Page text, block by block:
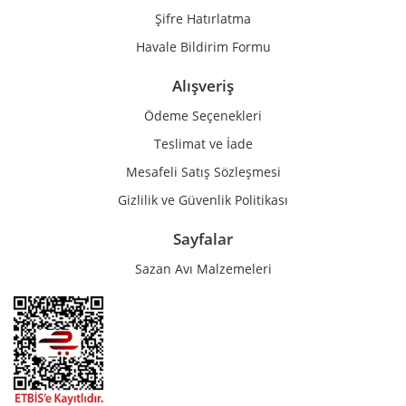
Şifre Hatırlatma
Havale Bildirim Formu
Alışveriş
Ödeme Seçenekleri
Teslimat ve İade
Mesafeli Satış Sözleşmesi
Gizlilik ve Güvenlik Politikası
Sayfalar
Sazan Avı Malzemeleri